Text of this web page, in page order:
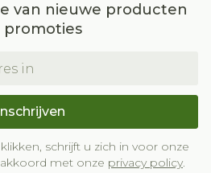
van nieuwe producten
promoties
schrijft u zich in voor onze
met onze privacy policy.